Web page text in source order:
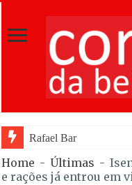
Rafael Barbas foi
Home - Últimas -
e rações já entrou em